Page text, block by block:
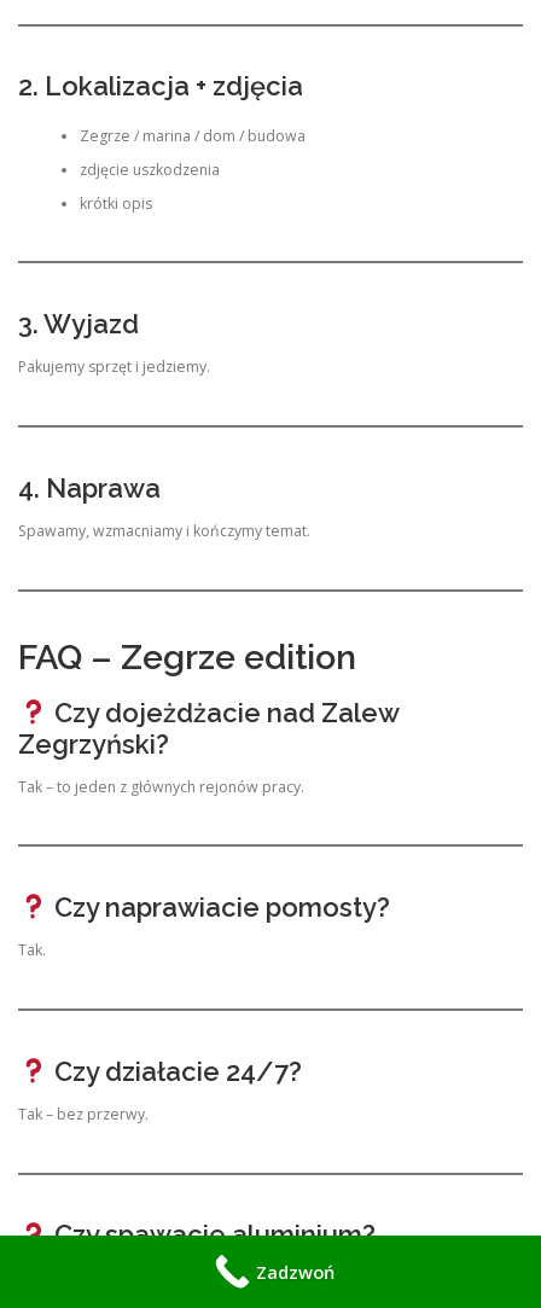
2. Lokalizacja + zdjęcia
Zegrze / marina / dom / budowa
zdjęcie uszkodzenia
krótki opis
3. Wyjazd
Pakujemy sprzęt i jedziemy.
4. Naprawa
Spawamy, wzmacniamy i kończymy temat.
FAQ – Zegrze edition
Czy dojeżdżacie nad Zalew
Zegrzyński?
Tak – to jeden z głównych rejonów pracy.
Czy naprawiacie pomosty?
Tak.
Czy działacie 24/7?
Tak – bez przerwy.
Czy spawacie aluminium?
Zadzwoń